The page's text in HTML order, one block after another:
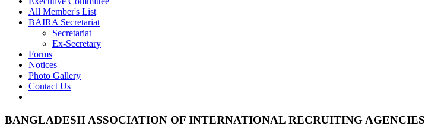
All Member's List
BAIRA Secretariat
Secretariat
Ex-Secretary
Forms
Notices
Photo Gallery
Contact Us
BANGLADESH ASSOCIATION OF INTERNATIONAL RECRUITING AGENCIES